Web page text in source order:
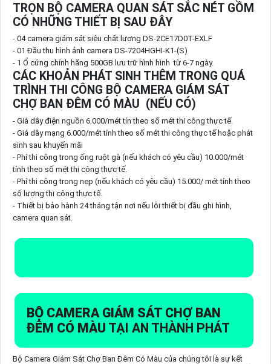
TRỌN BỘ CAMERA QUAN SÁT SẮC NÉT GỒM
CÓ NHỮNG THIẾT BỊ SAU ĐÂY
- 04 camera giám sát siêu chất lượng DS-2CE17D0T-EXLF
- 01 Đầu thu hình ảnh camera DS-7204HGHI-K1-(S)
- 1 Ổ cứng chính hãng 500GB lưu trữ hình hình từ 6-7 ngày.
CÁC KHOẢN PHÁT SINH THÊM TRONG QUÁ
TRÌNH THI CÔNG BỘ CAMERA GIÁM SÁT
CHỢ BAN ĐÊM CÓ MÀU (NẾU CÓ)
- Giá dây điện nguồn 6.000/mét tín theo số mét thi công thực tế.
- Giá dây mạng 6.000/mét tính theo số mét thi công thực tế hoặc phát
sinh sau khuyến mãi
- Phí thi công trong ống ruột gà (nếu khách có yêu cầu) 10.000/mét
tính theo số mét thi công thực tế.
- Phí thi công trong nẹp (nếu khách có yêu cầu) 15.000/ mét tính theo
số lượng thi công thực tế.
- Thiết bị bảo hành 24 tháng tận nơi nếu lỗi thiết bị đầu ghi hình,
camera quan sát.
BỘ CAMERA GIÁM SÁT CHỢ BAN
ĐÊM CÓ MÀU TẠI AN THÀNH PHÁT
Bộ Camera Giám Sát Chợ Ban Đêm Có Màu của chúng tôi là sự kết